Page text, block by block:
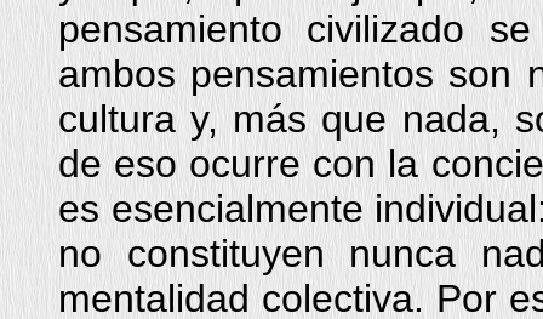
pensamiento civilizado
ambos pensamientos son
cultura y, más que nada,
de eso ocurre con la
es esencialmente
no constituyen nunca
mentalidad colectiva. Por